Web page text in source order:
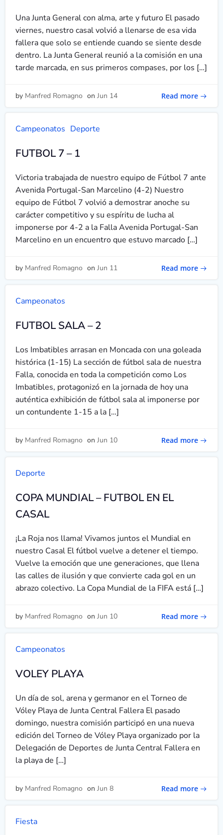
Una Junta General con alma, arte y futuro El pasado
viernes, nuestro casal volvió a llenarse de esa vida
fallera que solo se entiende cuando se siente desde
dentro. La Junta General reunió a la comisión en una
tarde marcada, en sus primeros compases, por los […]
by Manfred Romagno on Jun 14 Read more
Campeonatos Deporte
FUTBOL 7 – 1
Victoria trabajada de nuestro equipo de Fútbol 7 ante
Avenida Portugal-San Marcelino (4-2) Nuestro
equipo de Fútbol 7 volvió a demostrar anoche su
carácter competitivo y su espíritu de lucha al
imponerse por 4-2 a la Falla Avenida Portugal-San
Marcelino en un encuentro que estuvo marcado […]
by Manfred Romagno on Jun 11 Read more
Campeonatos
FUTBOL SALA – 2
Los Imbatibles arrasan en Moncada con una goleada
histórica (1-15) La sección de fútbol sala de nuestra
Falla, conocida en toda la competición como Los
Imbatibles, protagonizó en la jornada de hoy una
auténtica exhibición de fútbol sala al imponerse por
un contundente 1-15 a la […]
by Manfred Romagno on Jun 10 Read more
Deporte
COPA MUNDIAL – FUTBOL EN EL
CASAL
¡La Roja nos llama! Vivamos juntos el Mundial en
nuestro Casal El fútbol vuelve a detener el tiempo.
Vuelve la emoción que une generaciones, que llena
las calles de ilusión y que convierte cada gol en un
abrazo colectivo. La Copa Mundial de la FIFA está […]
by Manfred Romagno on Jun 10 Read more
Campeonatos
VOLEY PLAYA
Un día de sol, arena y germanor en el Torneo de
Vóley Playa de Junta Central Fallera El pasado
domingo, nuestra comisión participó en una nueva
edición del Torneo de Vóley Playa organizado por la
Delegación de Deportes de Junta Central Fallera en
la playa de […]
by Manfred Romagno on Jun 8 Read more
Fiesta